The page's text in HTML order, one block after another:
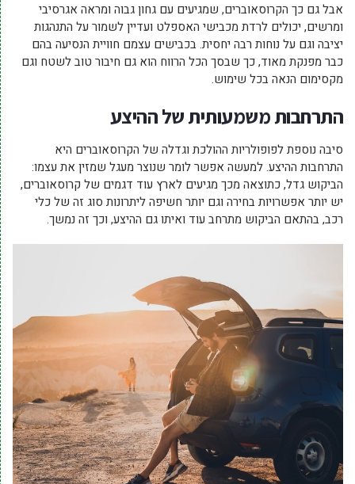
אבל גם כך הקרוסאוברים, שמגיעים עם גחון גבוה ומראה אגרסיבי
ומרשים, יכולים לרדת מכבישי האספלט ועדיין לשמור על התנהגות
יציבה וגם על נוחות רבה יחסית. בכבישים עצמם חוויית הנסיעה בהם
כבר מפנקת מאוד, כך שבסך הכל הרווח הוא גם חיבור טוב לשטח וגם
מקסימום הנאה בכל שימוש.
התרחבות משמעותית של ההיצע
סיבה נוספת לפופולריות ההולכת וגדלה של הקרוסאוברים היא
התרחבות ההיצע. למעשה אפשר לומר שנוצר מעגל שמזין את עצמו:
הביקוש גדל, כתוצאה מכך מגיעים לארץ עוד דגמים של קרוסאוברים,
יש יותר אפשרויות בחירה וגם יותר חשיפה ליתרונות סוג זה של כלי
רכב, בהתאם הביקוש מתרחב עוד ואיתו גם ההיצע, וכך זה נמשך.